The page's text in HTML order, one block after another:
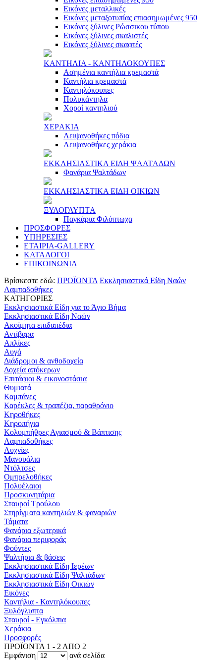
Εικόνες μεταλλικές
Εικόνες μεταξοτυπίας επιασημωμένες 950
Εικόνες ξύλινες Ρώσσικου τύπου
Εικόνες ξύλινες σκαλιστές
Εικόνες ξύλινες σκαφτές
ΚAΝΤΗΛΙA - ΚAΝΤΗΛΟΚΟΥΠΕΣ
Ασημένια καντήλια κρεμαστά
Καντήλια κρεμαστά
Καντηλόκουπες
Πολυκάντηλα
Χοροί καντηλιού
ΧΕΡAΚΙA
Λειψανοθήκες πόδια
Λειψανοθήκες χεράκια
ΕΚΚΛΗΣΙAΣΤΙΚA ΕΙΔΗ ΨAΛΤAΔΩΝ
Φανάρια Ψαλτάδων
ΕΚΚΛΗΣΙAΣΤΙΚA ΕΙΔΗ ΟΙΚΙΩΝ
ΞΥΛΟΓΛΥΠΤA
Παγκάρια Φιλόπτωχα
ΠΡΟΣΦΟΡΕΣ
ΥΠΗΡΕΣΙΕΣ
ΕΤΑΙΡΙΑ-GALLERY
ΚΑΤΑΛΟΓΟΙ
ΕΠΙΚΟΙΝΩΝΙΑ
Βρίσκεστε εδώ: ΠΡΟΪΟΝΤΑ Εκκλησιαστικά Είδη Ναών
Λαμπαδοθήκες
ΚΑΤΗΓΟΡΙΕΣ
Εκκλησιαστικά Είδη για το Άγιο Βήμα
Εκκλησιαστικά Είδη Ναών
Ακοίμητα επιδαπέδια
Αντίβαρα
Απλίκες
Αυγά
Διάδρομοι & ανθοδοχεία
Δοχεία απόκερων
Επιτάφιοι & εικονοστάσια
Θυμιατά
Καμπάνες
Καρέκλες & τραπέζια, παραθρόνιο
Κηροθήκες
Κηροπήγια
Κολυμπήθρες Αγιασμού & Βάπτισης
Λαμπαδοθήκες
Λυχνίες
Μανουάλια
Ντόλτσες
Ομπρελοθήκες
Πολυέλαιοι
Προσκυνητάρια
Σταυροί Τρούλου
Στηρίγματα καντηλιών & φαναριών
Τάματα
Φανάρια εξωτερικά
Φανάρια περιφοράς
Φούντες
Ψαλτήρια & βάσεις
Εκκλησιαστικά Είδη Ιερέων
Εκκλησιαστικά Είδη Ψαλτάδων
Εκκλησιαστικά Είδη Οικιών
Εικόνες
Καντήλια - Καντηλόκουπες
Ξυλόγλυπτα
Σταυροί - Εγκόλπια
Χεράκια
Προσφορές
ΠΡΟΪΟΝΤΑ 1 - 2 ΑΠΟ 2
Εμφάνιση
ανά σελίδα